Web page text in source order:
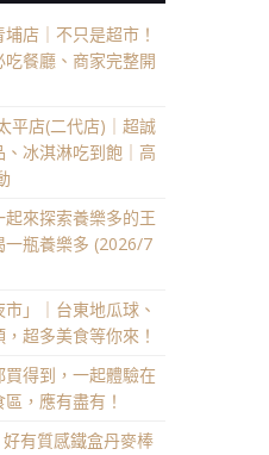
店｜不只是超市！
餐廳、商家完整開
平店(二代店)｜超誠
冰淇淋吃到飽｜高
來探索養樂多的王
一瓶養樂多 (2026/7
」｜台東地瓜球、
超多美食等你來！
得到，一起體驗在
，應有盡有！
有質感鐵盒丹麥棒